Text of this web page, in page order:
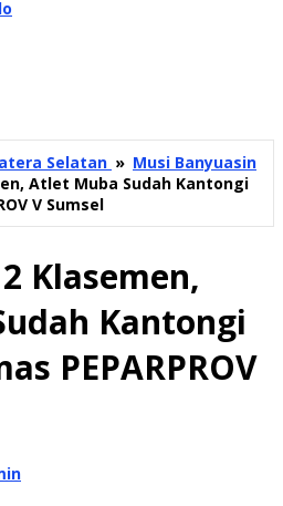
Selatan » Musi Banyuasin
Atlet Muba Sudah Kantongi
V Sumsel
Klasemen,
Kantongi
PEPARPROV